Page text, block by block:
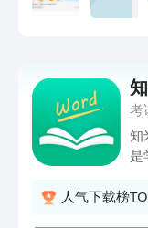
考
知
是
提
人气下载榜